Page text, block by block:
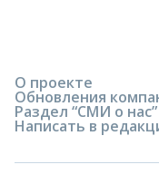
О проекте
Обновления
Раздел “СМИ о нас”
Написать в